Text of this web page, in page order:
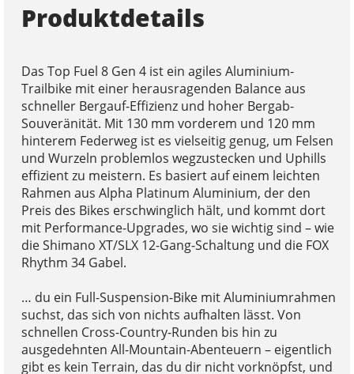
Produktdetails
Das Top Fuel 8 Gen 4 ist ein agiles Aluminium-
Trailbike mit einer herausragenden Balance aus
schneller Bergauf-Effizienz und hoher Bergab-
Souveränität. Mit 130 mm vorderem und 120 mm
hinterem Federweg ist es vielseitig genug, um Felsen
und Wurzeln problemlos wegzustecken und Uphills
effizient zu meistern. Es basiert auf einem leichten
Rahmen aus Alpha Platinum Aluminium, der den
Preis des Bikes erschwinglich hält, und kommt dort
mit Performance-Upgrades, wo sie wichtig sind – wie
die Shimano XT/SLX 12-Gang-Schaltung und die FOX
Rhythm 34 Gabel.
… du ein Full-Suspension-Bike mit Aluminiumrahmen
suchst, das sich von nichts aufhalten lässt. Von
schnellen Cross-Country-Runden bis hin zu
ausgedehnten All-Mountain-Abenteuern – eigentlich
gibt es kein Terrain, das du dir nicht vorknöpfst, und